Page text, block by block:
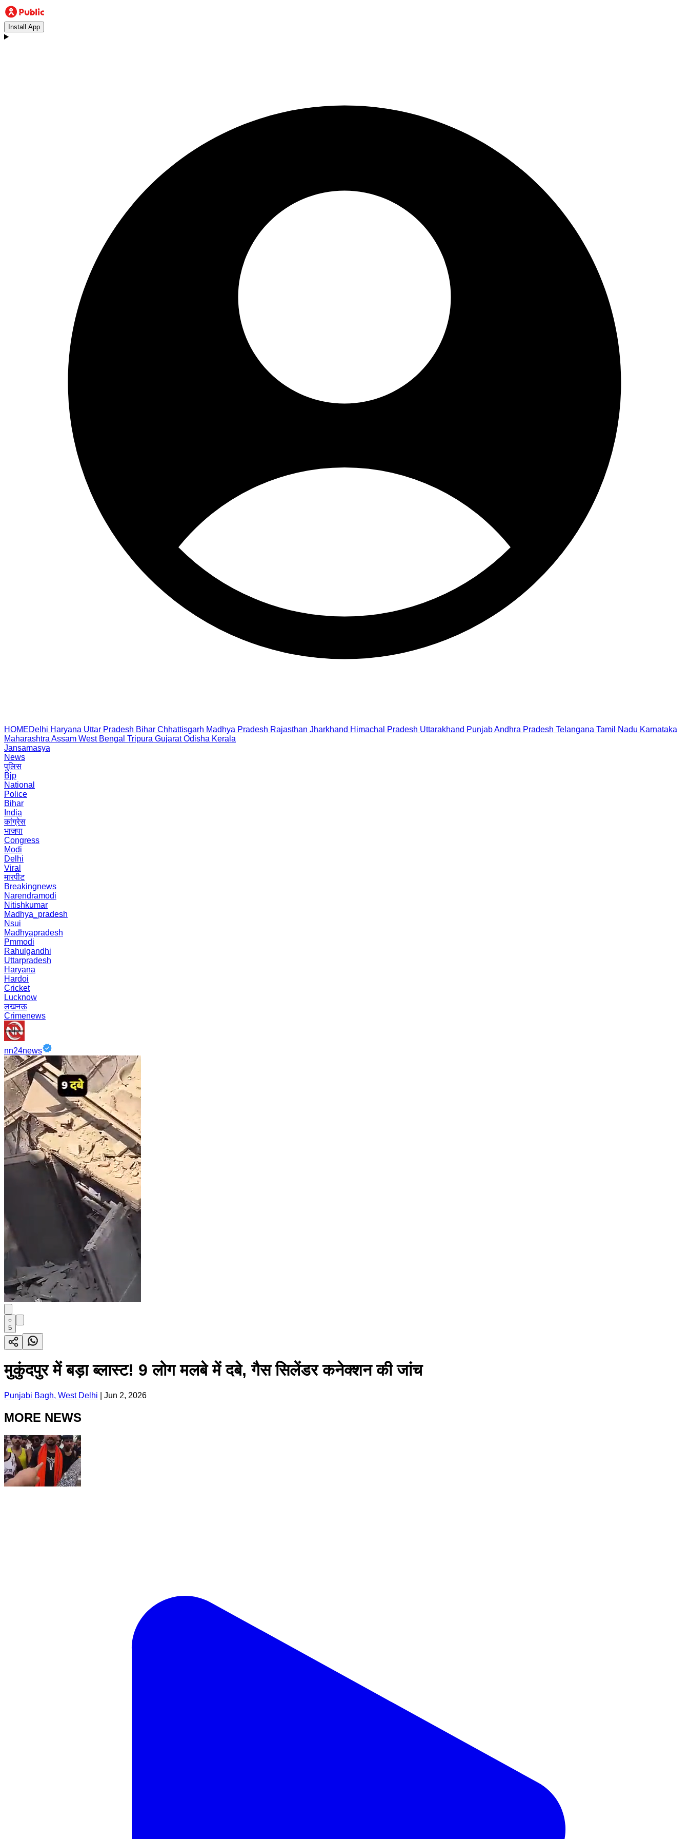
Install App
HOMEDelhi Haryana Uttar Pradesh Bihar Chhattisgarh Madhya Pradesh Rajasthan Jharkhand Himachal Pradesh Uttarakhand PunjabAndhra Pradesh Telangana Tamil Nadu Karnataka
Maharashtra Assam West Bengal Tripura Gujarat Odisha Kerala
Jansamasya
News
पुलिस
Bjp
National
Police
Bihar
India
कांग्रेस
भाजपा
Congress
Modi
Delhi
Viral
मारपीट
Breakingnews
Narendramodi
Nitishkumar
Madhya_pradesh
Nsui
Madhyapradesh
Pmmodi
Rahulgandhi
Uttarpradesh
Haryana
Hardoi
Cricket
Lucknow
लखनऊ
Crimenews
nn24news
5
मुकुंदपुर में बड़ा ब्लास्ट! 9 लोग मलबे में दबे, गैस सिलेंडर कनेक्शन की जांच
Punjabi Bagh, West Delhi Jun 2, 2026
MORE NEWS